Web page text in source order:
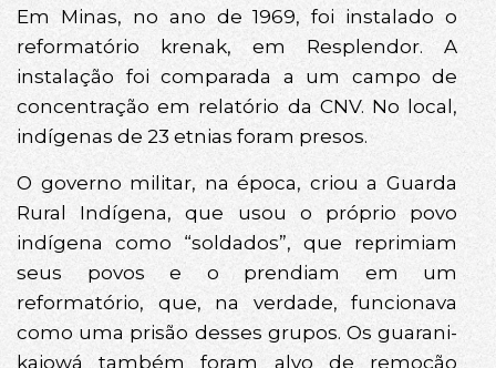
Em Minas, no ano de 1969, foi instalado o
reformatório krenak, em Resplendor. A
instalação foi comparada a um campo de
concentração em relatório da CNV. No local,
indígenas de 23 etnias foram presos.
O governo militar, na época, criou a Guarda
Rural Indígena, que usou o próprio povo
indígena como “soldados”, que reprimiam
seus povos e o prendiam em um
reformatório, que, na verdade, funcionava
como uma prisão desses grupos. Os guarani-
kaiowá também foram alvo de remoção